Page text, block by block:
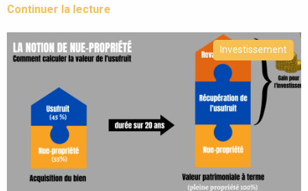
Continuer la lecture
Investissement